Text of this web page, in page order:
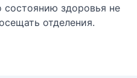
состоянию здоровья не
отделения.